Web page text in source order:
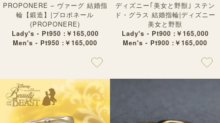
PROPONERE – ヴァーグ 結婚指
輪【鍛造】|プロポネール
(PROPONERE)
Lady's - Pt950 :￥165,000
Men's - Pt950 :￥165,000
ディズニー｢美女と野獣｣ ステン
ド・グラス 結婚指輪|ディズニー
美女と野獣
Lady's - Pt900 :￥165,000
Men's - Pt900 :￥165,000